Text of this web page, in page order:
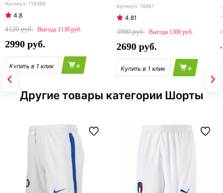
118369
4.8
4120
1130
2990
+
16867
4.81
3990
1300
2690
+
Другие товары категории Шорты